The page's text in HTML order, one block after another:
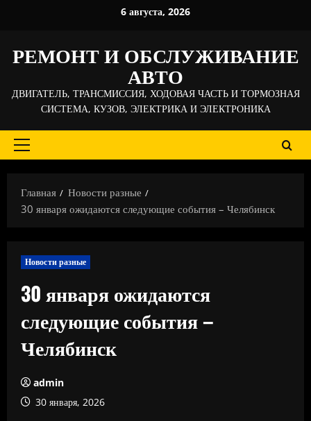
6 августа, 2026
РЕМОНТ И ОБСЛУЖИВАНИЕ
АВТО
ДВИГАТЕЛЬ, ТРАНСМИССИЯ, ХОДОВАЯ ЧАСТЬ И ТОРМОЗНАЯ
СИСТЕМА, КУЗОВ, ЭЛЕКТРИКА И ЭЛЕКТРОНИКА
Основное
Главная
Новости разные
30 января ожидаются следующие события – Челябинск
Новости разные
30 января ожидаются
следующие события –
Челябинск
admin
30 января, 2026